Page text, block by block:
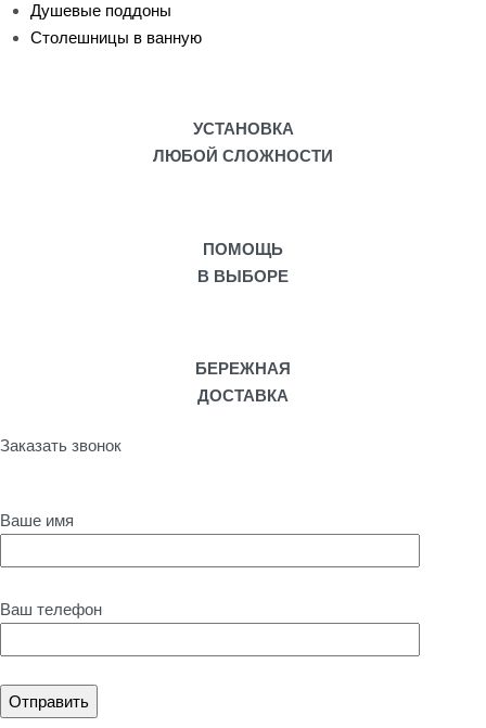
Душевые поддоны
Столешницы в ванную
УСТАНОВКА
ЛЮБОЙ СЛОЖНОСТИ
ПОМОЩЬ
В ВЫБОРЕ
БЕРЕЖНАЯ
ДОСТАВКА
Заказать звонок
Ваше имя
Ваш телефон